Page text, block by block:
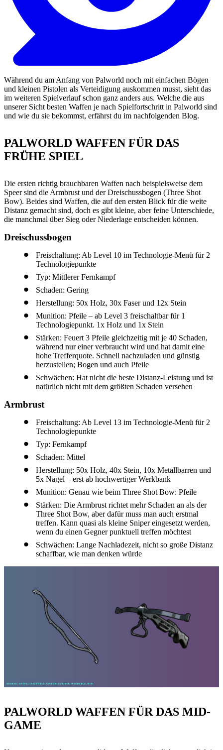
Während du am Anfang von Palworld noch mit einfachen Bögen
und kleinen Pistolen als Verteidigung auskommen musst, sieht das
im weiteren Spielverlauf schon ganz anders aus. Welche die aus
unserer Sicht besten Waffen je nach Spielfortschritt in Palworld sind
und wie du sie bekommst, erfährst du im nachfolgenden Blog.
PALWORLD WAFFEN FÜR DAS
FRÜHE SPIEL
Die ersten richtig brauchbaren Waffen nach beispielsweise dem
Speer sind die Armbrust und der Dreischussbogen (Three Shot
Bow). Beides sind Waffen, die auf den ersten Blick für die weite
Distanz gemacht sind, doch es gibt kleine, aber feine Unterschiede,
die manchmal über Sieg oder Niederlage entscheiden können.
Dreischussbogen
Freischaltung: Ab Level 10 im Technologie-Menü für 2
Technologiepunkte
Typ: Mittlerer Fernkampf
Schaden: Gering
Herstellung: 50x Holz, 30x Faser und 12x Stein
Munition: Pfeile – ab Level 3 freischaltbar für 1
Technologiepunkt. 1x Holz und 1x Stein
Stärken: Feuert 3 Pfeile gleichzeitig mit je 40 Schaden,
während nur einer verbraucht wird und hat damit eine
hohe Trefferquote. Schnell nachzuladen und günstig
herzustellen; Bogen und auch Pfeile
Schwächen: Hat nicht die beste Distanz-Leistung und ist
natürlich nicht mit dem größten Schaden versehen
Armbrust
Freischaltung: Ab Level 13 im Technologie-Menü für 2
Technologiepunkte
Typ: Fernkampf
Schaden: Mittel
Herstellung: 50x Holz, 40x Stein, 10x Metallbarren und
5x Nagel – erst ab hochwertiger Werkbank
Munition: Genau wie beim Three Shot Bow: Pfeile
Stärken: Die Armbrust richtet mehr Schaden an als der
Three Shot Bow, aber dafür muss man auch erstmal
treffen. Kann quasi als kleine Sniper eingesetzt werden,
wenn du einen Gegner punktuell treffen möchtest
Schwächen: Lange Nachladezeit, nicht so große Distanz
schaffbar, wie man denken würde
PALWORLD WAFFEN FÜR DAS MID-
GAME